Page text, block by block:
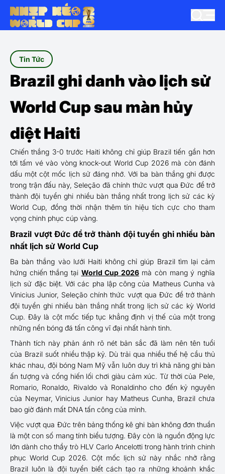
Tin Tức
Brazil ghi danh vào lịch sử
World Cup sau màn hủy
diệt Haiti
Chiến thắng 3-0 trước Haiti không chỉ giúp Brazil tiến gần hơn
tới tấm vé vào vòng knock-out World Cup 2026 mà còn đánh
dấu một cột mốc lịch sử đáng nhớ. Với ba bàn thắng ghi được
trong trận đấu này, Seleção đã chính thức vượt qua Đức để trở
thành đội tuyển ghi nhiều bàn thắng nhất trong lịch sử các kỳ
World Cup, đồng thời nhận thêm tín hiệu tích cực cho tham
vọng chinh phục cúp vàng.
Brazil vượt Đức để trở thành đội tuyển ghi nhiều bàn
nhất lịch sử World Cup
Ba bàn thắng vào lưới Haiti không chỉ giúp Brazil tìm lại cảm
hứng chiến thắng tại World Cup 2026mà còn mang ý nghĩa
lịch sử đặc biệt. Với các pha lập công của Matheus Cunha và
Vinicius Junior, Seleção chính thức vượt qua Đức để trở thành
đội tuyển ghi nhiều bàn thắng nhất trong lịch sử các kỳ World
Cup. Đây là cột mốc tiếp tục khẳng định vị thế của một trong
những nền bóng đá tấn công vĩ đại nhất hành tinh.
Thành tích này phản ánh rõ nét bản sắc đã làm nên tên tuổi
của Brazil suốt nhiều thập kỷ. Dù trải qua nhiều thế hệ cầu thủ
khác nhau, đội bóng Nam Mỹ vẫn luôn duy trì khả năng ghi bàn
ấn tượng và cống hiến lối chơi giàu cảm xúc. Từ thời của Pele,
Romario, Ronaldo, Rivaldo và Ronaldinho cho đến kỷ nguyên
của Neymar, Vinicius Junior hay Matheus Cunha, Brazil chưa
bao giờ đánh mất DNA tấn công của mình.
Việc vượt qua Đức trên bảng thống kê ghi bàn không đơn thuần
là một con số mang tính biểu tượng. Đây còn là nguồn động lực
lớn dành cho thầy trò HLV Carlo Ancelotti trong hành trình chinh
phục World Cup 2026. Cột mốc lịch sử này nhắc nhở rằng
Brazil luôn là đội tuyển biết cách tạo ra những khoảnh khắc